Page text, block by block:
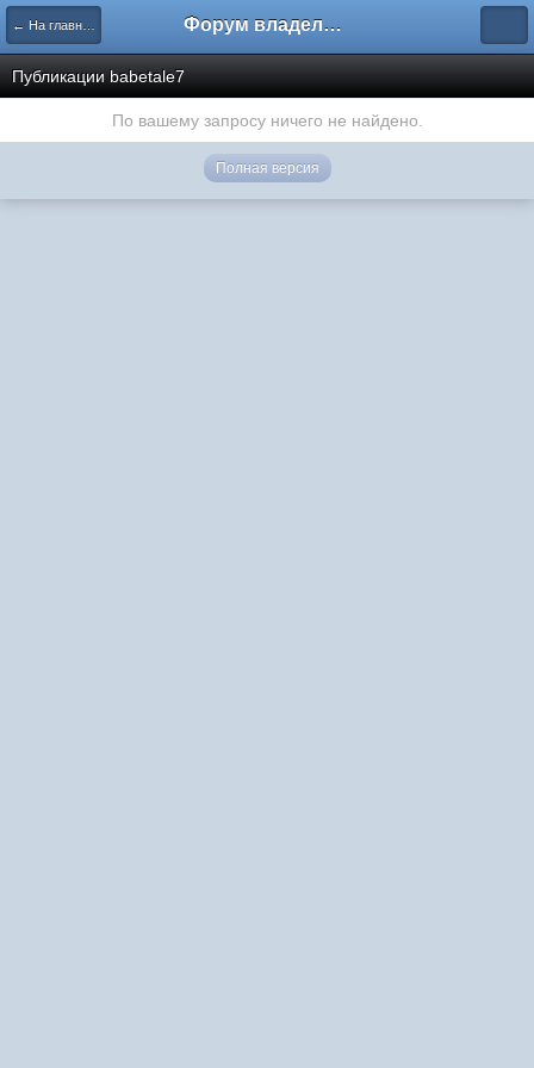
← На главную Форум владельцев интернет-магазинов
Публикации babetale7
По вашему запросу ничего не найдено.
Полная версия